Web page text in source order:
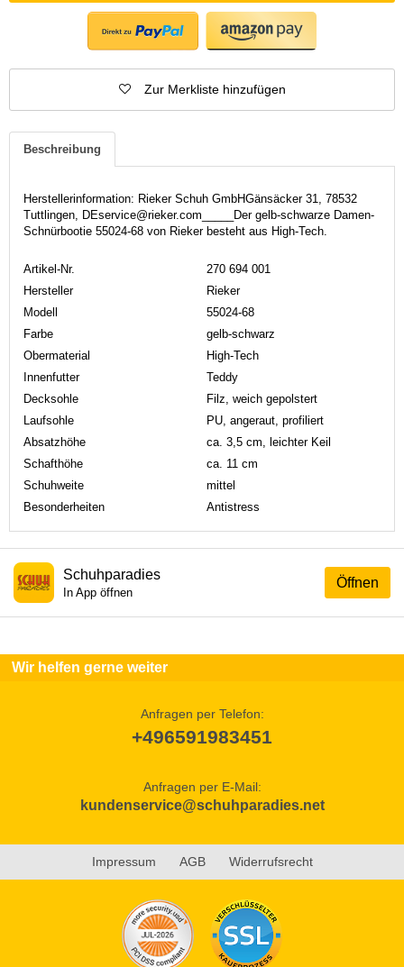
Zur Merkliste hinzufügen
Beschreibung
Herstellerinformation: Rieker Schuh GmbHGänsäcker 31, 78532
Tuttlingen, DEservice@rieker.com_____Der gelb-schwarze Damen-
Schnürbootie 55024-68 von Rieker besteht aus High-Tech.
Artikel-Nr.
270 694 001
Hersteller
Rieker
Modell
55024-68
Farbe
gelb-schwarz
Obermaterial
High-Tech
Innenfutter
Teddy
Decksohle
Filz, weich gepolstert
Laufsohle
PU, angeraut, profiliert
Absatzhöhe
ca. 3,5 cm, leichter Keil
Schafthöhe
ca. 11 cm
Schuhweite
mittel
Besonderheiten
Antistress
Öffnen
Schuhparadies
In App öffnen
Wir helfen gerne weiter
Anfragen per Telefon:
+496591983451
Anfragen per E-Mail:
kundenservice@schuhparadies.net
Impressum AGB Widerrufsrecht